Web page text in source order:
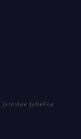
Jaroslav Jahelka